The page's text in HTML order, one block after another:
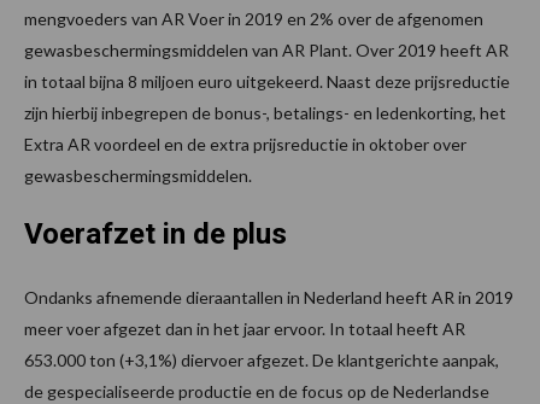
mengvoeders van AR Voer in 2019 en 2% over de afgenomen
gewasbeschermingsmiddelen van AR Plant. Over 2019 heeft AR
in totaal bijna 8 miljoen euro uitgekeerd. Naast deze prijsreductie
zijn hierbij inbegrepen de bonus-, betalings- en ledenkorting, het
Extra AR voordeel en de extra prijsreductie in oktober over
gewasbeschermingsmiddelen.
Voerafzet in de plus
Ondanks afnemende dieraantallen in Nederland heeft AR in 2019
meer voer afgezet dan in het jaar ervoor. In totaal heeft AR
653.000 ton (+3,1%) diervoer afgezet. De klantgerichte aanpak,
de gespecialiseerde productie en de focus op de Nederlandse